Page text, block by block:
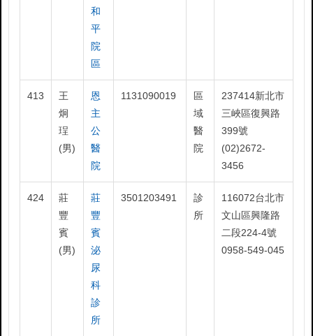
和
平
院
區
413
王
炯
珵
(男)
恩
主
公
醫
院
1131090019
區
域
醫
院
237414新北市
三峽區復興路
399號
(02)2672-
3456
424
莊
豐
賓
(男)
莊
豐
賓
泌
尿
科
診
所
3501203491
診
所
116072台北市
文山區興隆路
二段224-4號
0958-549-045